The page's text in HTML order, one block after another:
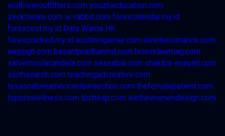
wolfriveroutfitters.com youzhieducation.com
zeckoware.com w-rabbit.com forexcalendar.my.id
forexcost.my.id Data Warna HK
forexcracked.my.id austinmgarner.com awinterromance.com
awppgh.com basantpradhanmd.com bronislawmag.com
salvemoslacandela.com seasabia.com shakiba-enayati.com
slothsearch.com teachingadcreative.com
texasnativeamericanlawsection.com thefemalepatient.com
topprowellness.com tpcheap.com wethewomendesign.com